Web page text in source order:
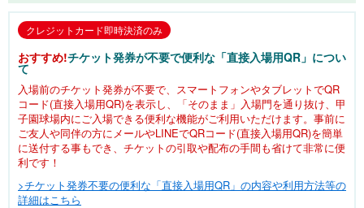
クレジットカード即時決済のみ
おすすめ!チケット発券が不要で便利な「直接入場用QR」につい
て
入場前のチケット発券が不要で、スマートフォンやタブレットでQR
コード(直接入場用QR)を表示し、「そのまま」入場門を通り抜け、甲
子園球場内にご入場できる便利な機能がご利用いただけます。事前に
ご友人や同伴の方にメールやLINEでQRコード(直接入場用QR)を簡単
に送付する事もでき、チケットの引取や配布の手間も省けて非常に便
利です！
>チケット発券不要の便利な「直接入場用QR」の内容や利用方法等の
詳細はこちら